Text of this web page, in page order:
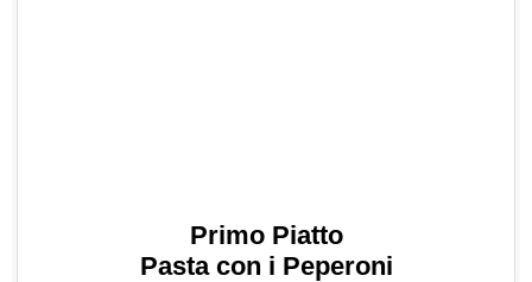
Primo Piatto
Pasta con i Peperoni